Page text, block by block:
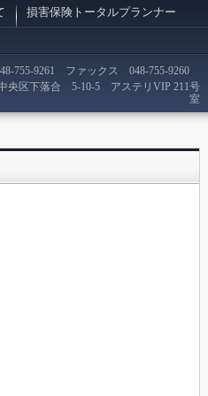
755-9261 ファックス 048-755-9260
央区下落合 5-10-5 アステリVIP 211号
室
損害保険トータルプランナー